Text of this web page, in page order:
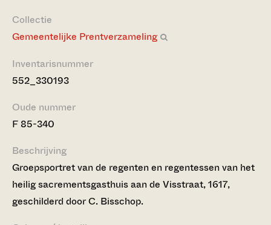
Collectie
Gemeentelijke Prentverzameling
Inventarisnummer
552_330193
Oude nummer
F 85-340
Beschrijving
Groepsportret van de regenten en regentessen van het
heilig sacrementsgasthuis aan de Visstraat, 1617,
geschilderd door C. Bisschop.